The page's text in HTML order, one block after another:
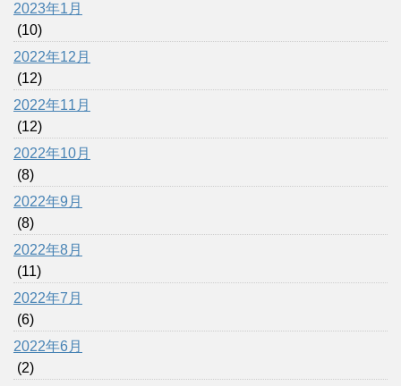
2023年1月
(10)
2022年12月
(12)
2022年11月
(12)
2022年10月
(8)
2022年9月
(8)
2022年8月
(11)
2022年7月
(6)
2022年6月
(2)